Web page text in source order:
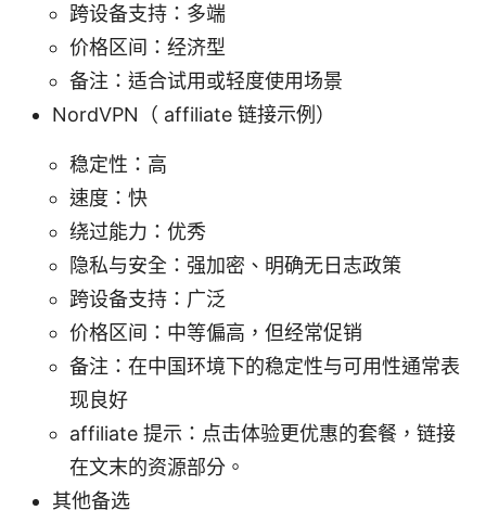
跨设备支持：多端
价格区间：经济型
备注：适合试用或轻度使用场景
NordVPN（ affiliate 链接示例）
稳定性：高
速度：快
绕过能力：优秀
隐私与安全：强加密、明确无日志政策
跨设备支持：广泛
价格区间：中等偏高，但经常促销
备注：在中国环境下的稳定性与可用性通常表
现良好
affiliate 提示：点击体验更优惠的套餐，链接
在文末的资源部分。
其他备选